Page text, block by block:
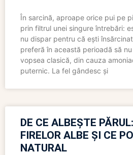
În sarcină, aproape orice pui pe
prin filtrul unei singure întrebări:
nu dispar pentru că ești
preferă în această perioadă să
vopsea clasică, din cauza
puternic. La fel gândesc și
DE CE ALBEȘTE
FIRELOR ALBE ȘI CE
NATURAL